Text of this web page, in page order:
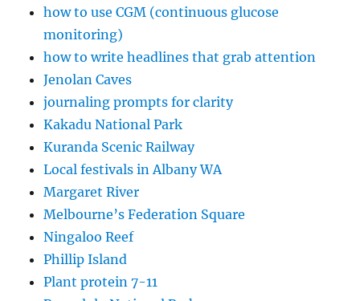
how to use CGM (continuous glucose
monitoring)
how to write headlines that grab attention
Jenolan Caves
journaling prompts for clarity
Kakadu National Park
Kuranda Scenic Railway
Local festivals in Albany WA
Margaret River
Melbourne’s Federation Square
Ningaloo Reef
Phillip Island
Plant protein 7-11